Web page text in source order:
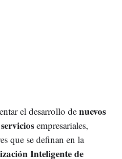
el desarrollo de nuevos
empresariales,
que se definan en la
Inteligente de